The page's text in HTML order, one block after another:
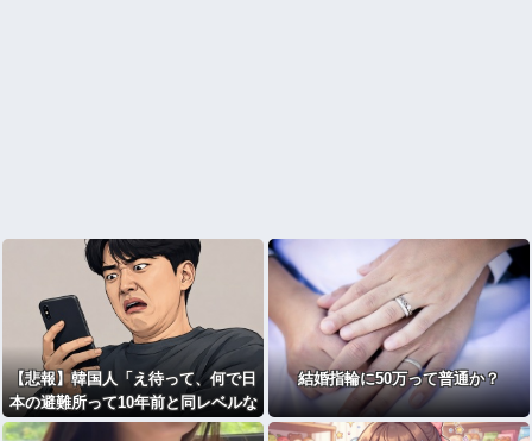
【悲報】韓国人「え待って、何で日
本の避難所って10年前と同レベルな
の(ドン引き
結婚指輪に50万って普通か？